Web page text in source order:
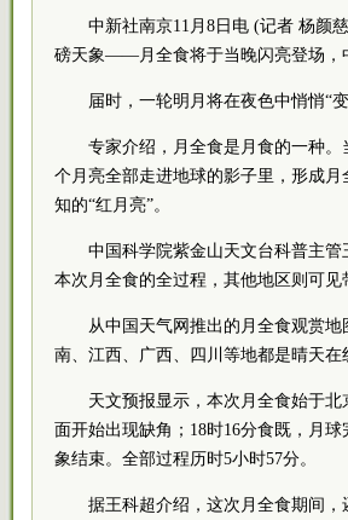
中新社南京11月8日电 (记者 杨颜
磅天象——月全食将于当晚闪亮登场，
届时，一轮明月将在夜色中悄悄“
专家介绍，月全食是月食的一种
个月亮全部走进地球的影子里，形成
知的“红月亮”。
中国 科学院紫金山天文台科普主
本次月全食的全过程，其他地区则可见
从中国天气网推出的月全食观赏地
南、江西、广西、四川等地都是晴天在
天文预报显示，本次月全食始于北
面开始出现缺角；18时16分食既，月
象结束。全部过程历时5小时57分。
据王科超介绍，这次月全食期间